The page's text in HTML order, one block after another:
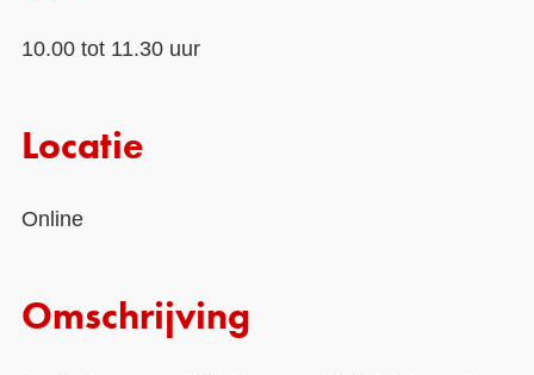
10.00 tot 11.30 uur
Locatie
Online
Omschrijving